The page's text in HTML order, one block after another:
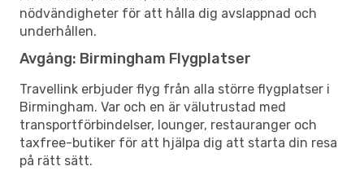
nödvändigheter för att hålla dig avslappnad och
underhållen.
Avgång: Birmingham Flygplatser
Travellink erbjuder flyg från alla större flygplatser i
Birmingham. Var och en är välutrustad med
transportförbindelser, lounger, restauranger och
taxfree-butiker för att hjälpa dig att starta din resa
på rätt sätt.